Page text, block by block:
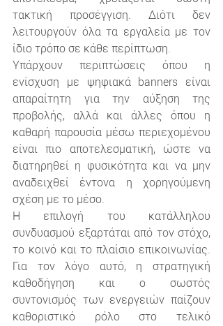
τακτική προσέγγιση. Διότι δεν
λειτουργούν όλα τα εργαλεία με τον
ίδιο τρόπο σε κάθε περίπτωση.
Υπάρχουν περιπτώσεις όπου η
ενίσχυση με ψηφιακά banners είναι
απαραίτητη για την αύξηση της
προβολής, αλλά και άλλες όπου η
καθαρή παρουσία μέσω περιεχομένου
είναι πιο αποτελεσματική, ώστε να
διατηρηθεί η φυσικότητα και να μην
αναδειχθεί έντονα η χορηγούμενη
σχέση με το μέσο.
Η επιλογή του κατάλληλου
συνδυασμού εξαρτάται από τον στόχο,
το κοινό και το πλαίσιο επικοινωνίας.
Για τον λόγο αυτό, η στρατηγική
καθοδήγηση και ο σωστός
συντονισμός των ενεργειών παίζουν
καθοριστικό ρόλο στο τελικό